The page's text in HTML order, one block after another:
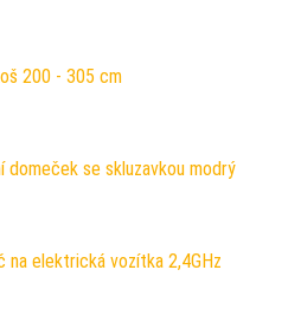
200 - 305 cm
domeček se skluzavkou modrý
na elektrická vozítka 2,4GHz